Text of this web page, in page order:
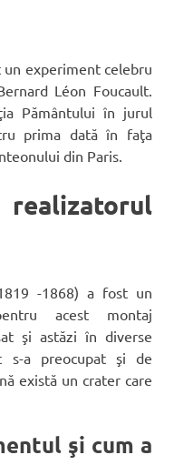
experiment celebru
Léon Foucault.
Pământului în jurul
prima dată în faţa
din Paris.
-1868) a fost un
acest montaj
şi astăzi în diverse
s-a preocupat şi de
există un crater care
şi cum a